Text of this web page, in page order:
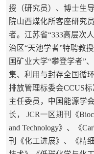
授（研究员）、博士生
院山西煤化所客座研究
者。江苏省“333高层次
治区“天池学者”特聘教
国矿业大学“攀登学者”
集、利用与封存全国循
排放管理标委会CCUS
主任委员，中国能源学
长， JCR一区期刊《
and Technology》、《
刊《化工进展》、《精